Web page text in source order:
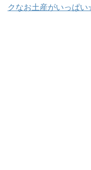
クなお土産がいっぱ